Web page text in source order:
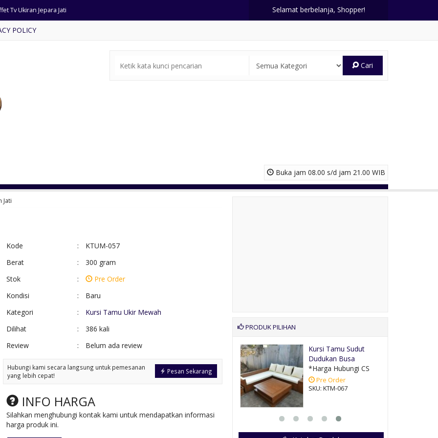
Tv Ukiran Jepara Jati
Minimalis Kaca Pintu 4
Pintu 4 Kombinasi Kaca
Makan Warna Emas Busa
Selamat berbelanja, Shopper!
POLICY
Cari
Buka jam 08.00 s/d jam 21.00 WIB
Jati
Kode :
KTUM-057
Berat
:
300 gram
Stok
:
Pre Order
Kondisi
:
Baru
Kategori
:
Kursi Tamu Ukir Mewah
Dilihat
:
386 kali
Review
: Belum ada review
Pesan Sekarang
Hubungi kami secara langsung untuk pemesanan
yang lebih cepat!
INFO HARGA
Silahkan menghubungi kontak kami untuk mendapatkan informasi
harga produk ini.
PRODUK PILIHAN
Tempat Tidur Anik
*Harga Hubungi CS
Pre Order
*Harga Hubungi CS
Pre Order
Kursi Tamu Sudut
Dudukan Busa
*Harga Hubungi CS
Pre Order
SKU: KTM-067